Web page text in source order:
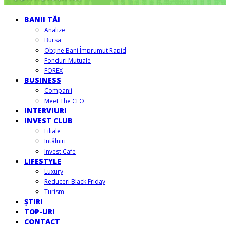
BANII TĂI
Analize
Bursa
Obţine Bani Împrumut Rapid
Fonduri Mutuale
FOREX
BUSINESS
Companii
Meet The CEO
INTERVIURI
INVEST CLUB
Filiale
Intâlniri
Invest Cafe
LIFESTYLE
Luxury
Reduceri Black Friday
Turism
ȘTIRI
TOP-URI
CONTACT